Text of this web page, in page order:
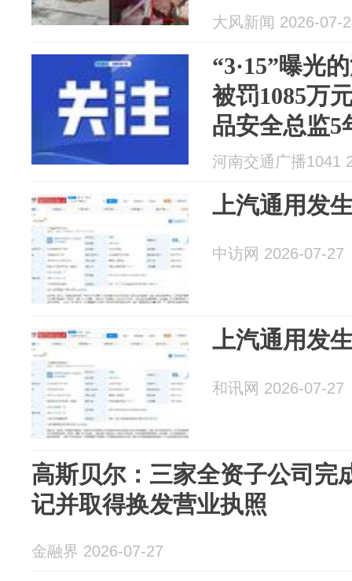
产经营许可
大风新闻 2026-07-
“3·15”曝光
被罚1085万
品安全总监5
生产经营许
河南交通广播1041
上汽通用发
中访网 2026-07-27
上汽通用发
和讯网 2026-07-27
高斯贝尔：三家全资子公司完
记并取得换发营业执照
金融界 2026-07-27